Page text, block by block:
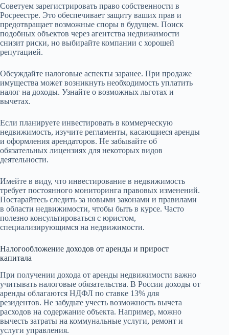
Советуем зарегистрировать право собственности в
Росреестре. Это обеспечивает защиту ваших прав и
предотвращает возможные споры в будущем. Поиск
подобных объектов через агентства недвижимости
снизит риски, но выбирайте компании с хорошей
репутацией.
Обсуждайте налоговые аспекты заранее. При продаже
имущества может возникнуть необходимость уплатить
налог на доходы. Узнайте о возможных льготах и
вычетах.
Если планируете инвестировать в коммерческую
недвижимость, изучите регламенты, касающиеся аренды
и оформления арендаторов. Не забывайте об
обязательных лицензиях для некоторых видов
деятельности.
Имейте в виду, что инвестирование в недвижимость
требует постоянного мониторинга правовых изменений.
Постарайтесь следить за новыми законами и правилами
в области недвижимости, чтобы быть в курсе. Часто
полезно консультироваться с юристом,
специализирующимся на недвижимости.
Налогообложение доходов от аренды и прирост
капитала
При получении дохода от аренды недвижимости важно
учитывать налоговые обязательства. В России доходы от
аренды облагаются НДФЛ по ставке 13% для
резидентов. Не забудьте учесть возможность вычета
расходов на содержание объекта. Например, можно
вычесть затраты на коммунальные услуги, ремонт и
услуги управления.